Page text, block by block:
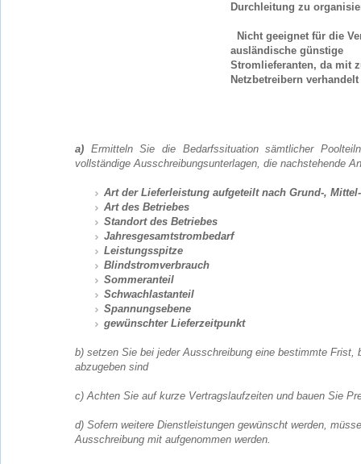
Durchleitung zu
Nicht geeignet für die
ausländische günstige
Stromlieferanten, da mit
Netzbetreibern
a) Ermitteln Sie die Bedarfssituation sämtlicher
vollständige Ausschreibungsunterlagen, die nachstehende
Art der Lieferleistung aufgeteilt nach Grund-,
Art des Betriebes
Standort des Betriebes
Jahresgesamtstrombedarf
Leistungsspitze
Blindstromverbrauch
Sommeranteil
Schwachlastanteil
Spannungsebene
gewünschter Lieferzeitpunkt
b) setzen Sie bei jeder Ausschreibung eine bestimmte Frist,
abzugeben sind
c) Achten Sie auf kurze Vertragslaufzeiten und bauen Sie
d) Sofern weitere Dienstleistungen gewünscht werden,
Ausschreibung mit aufgenommen werden.